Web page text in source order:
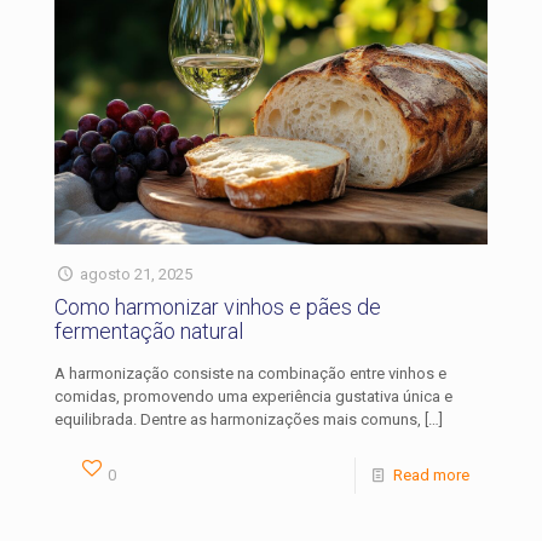
agosto 21, 2025
Como harmonizar vinhos e pães de
fermentação natural
A harmonização consiste na combinação entre vinhos e
comidas, promovendo uma experiência gustativa única e
equilibrada. Dentre as harmonizações mais comuns, […]
0 Read more